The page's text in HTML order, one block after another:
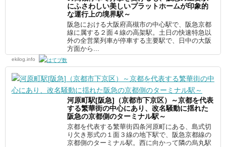
にふさわしい美しいプラットホームが印象的
な運行上の境界駅～
阪急における大阪府高槻市の中心駅で、阪急京都
線に属する２面４線の高架駅。土日の快速特急以
外の全営業列車が停車する主要駅で、日中の大阪
方面から...
ekilog.info
河原町駅[阪急]（京都市下京区）～京都を代表
する繁華街の中心にあり、改名騒動に揺れた
阪急の京都側のターミナル駅～
京都を代表する繁華街四条河原町にある、島式切
り欠き形式の１面３線の地下駅で、阪急京都線の
京都側のターミナル駅。西に向かって隣の烏丸駅